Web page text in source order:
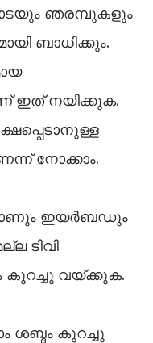
ഞരമ്പുകളും
ബാധിക്കും.
ഇത് നയിക്കുക.
നോക്കാം.
ഇയര്‍ബഡും
ടിവി
കുറച്ചു വയ്ക്കുക.
കുറച്ചു